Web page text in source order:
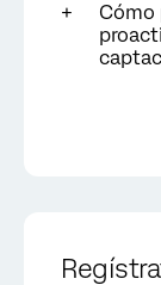
Cómo